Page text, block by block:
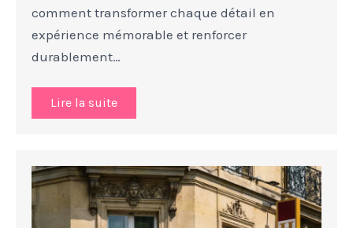
comment transformer chaque détail en
expérience mémorable et renforcer
durablement…
Lire la suite